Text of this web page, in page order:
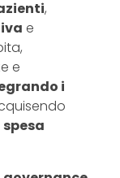
,
e
e
i
spesa